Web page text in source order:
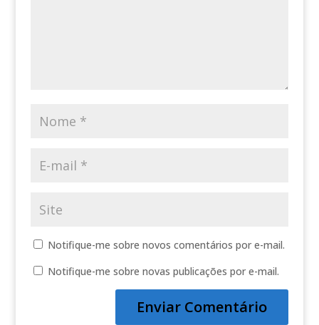
Notifique-me sobre novos comentários por e-mail.
Notifique-me sobre novas publicações por e-mail.